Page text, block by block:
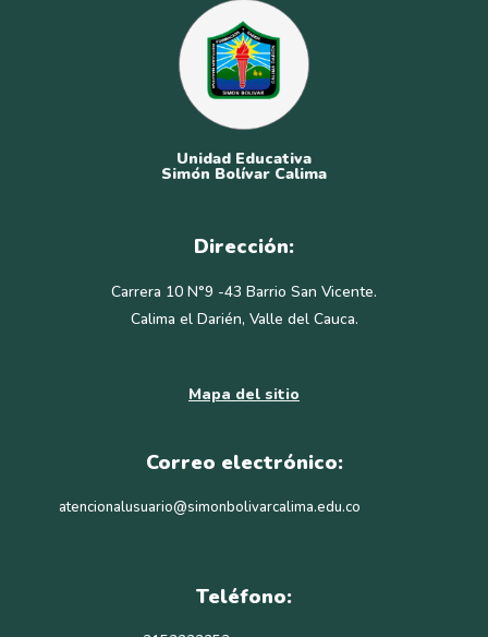
Unidad Educativa
Simón Bolívar Calima
Dirección:
Carrera 10 N°9 -43 Barrio San Vicente.
Calima el Darién, Valle del Cauca.
Mapa del sitio
Correo electrónico:
atencionalusuario@simonbolivarcalima.edu.co
Teléfono: